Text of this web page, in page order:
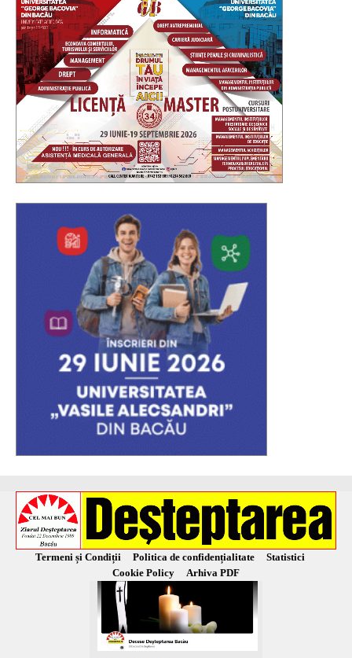
Termeni și Condiții Politica de confidențialitate
Statistici
Cookie Policy
Arhiva PDF